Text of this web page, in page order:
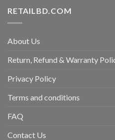
RETAILBD.COM
About Us
Return, Refund & Warranty
Privacy Policy
Terms and conditions
FAQ
Contact Us